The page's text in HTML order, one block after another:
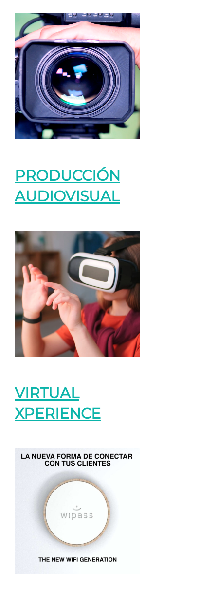
PRODUCCIÓN
AUDIOVISUAL
VIRTUAL
XPERIENCE